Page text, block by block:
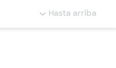
Hasta arriba